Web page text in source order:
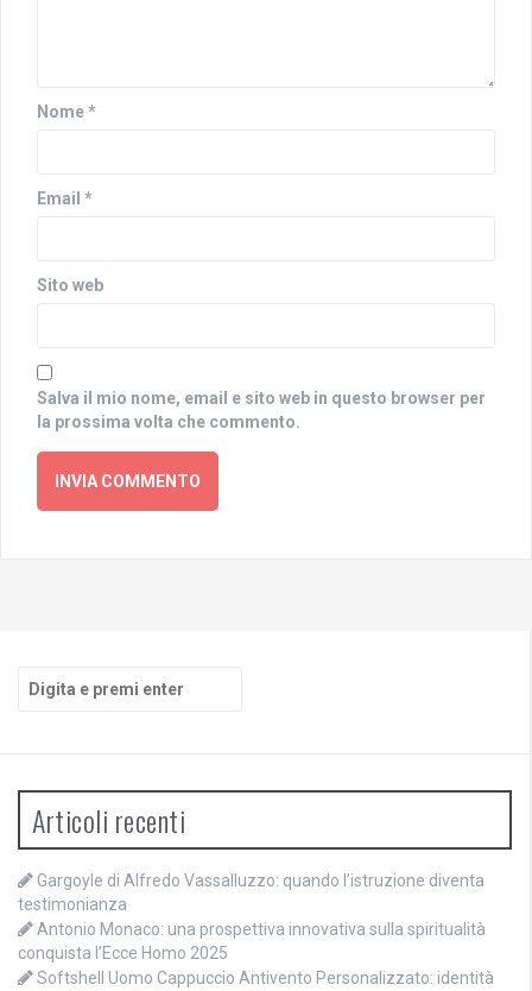
Nome*
Email *
Sito web
Salva il mio nome, email e sito web in questo browser per
la prossima volta che commento.
Articoli recenti
Gargoyle di Alfredo Vassalluzzo: quando l’istruzione diventa
testimonianza
Antonio Monaco: una prospettiva innovativa sulla spiritualità
conquista l’Ecce Homo 2025
Softshell Uomo Cappuccio Antivento Personalizzato: identità